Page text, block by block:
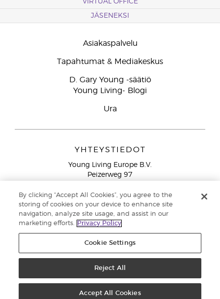
JÄSENEKSI
Asiakaspalvelu
Tapahtumat & Mediakeskus
D. Gary Young -säätiö
Young Living- Blogi
Ura
YHTEYSTIEDOT
Young Living Europe B.V.
Peizerweg 97
Netherlands
Ilmainen yhteydenotto lankanumeroista Suomesta
913 239
Email: asiakaspalvelu@youngliving.com
pidätetään. |Yksityisyydensuoja
By clicking “Accept All Cookies”, you agree to the
storing of cookies on your device to enhance site
navigation, analyze site usage, and assist in our
marketing efforts.
Privacy Policy
Cookie Settings
Reject All
Accept All Cookies